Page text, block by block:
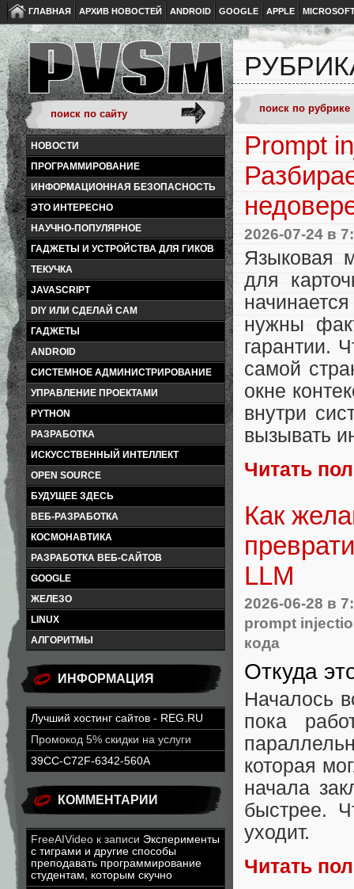
ГЛАВНАЯ АРХИВ НОВОСТЕЙ ANDROID GOOGLE APPLE
НОВОСТИ
ПРОГРАММИРОВАНИЕ
ИНФОРМАЦИОННАЯ БЕЗОПАСНОСТЬ
ЭТО ИНТЕРЕСНО
НАУЧНО-ПОПУЛЯРНОЕ
ГАДЖЕТЫ И УСТРОЙСТВА ДЛЯ ГИКОВ
ТЕКУЧКА
JAVASCRIPT
DIY ИЛИ СДЕЛАЙ САМ
ГАДЖЕТЫ
ANDROID
СИСТЕМНОЕ АДМИНИСТРИРОВАНИЕ
УПРАВЛЕНИЕ ПРОЕКТАМИ
PYTHON
РАЗРАБОТКА
ИСКУССТВЕННЫЙ ИНТЕЛЛЕКТ
OPEN SOURCE
БУДУЩЕЕ ЗДЕСЬ
ВЕБ-РАЗРАБОТКА
КОСМОНАВТИКА
РАЗРАБОТКА ВЕБ-САЙТОВ
GOOGLE
ЖЕЛЕЗО
LINUX
АЛГОРИТМЫ
ИНФОРМАЦИЯ
Лучший хостинг сайтов - REG.RU
Промокод 5% скидки на услуги
39CC-C72F-6342-560A
КОММЕНТАРИИ
FreeAIVideo к записи Эксперименты
с тиграми и другие способы
преподавать программирование
студентам, которым скучно
Prompt
2026-07-24 в
Языковая
для
нужны
гарантии.
самой
окне
внутри
вызывать
Читать
Как
LLM
2026-06-28 в
prompt
кода
Откуда
Началось
пока
которая
начала
быстрее.
уходит.
Читать